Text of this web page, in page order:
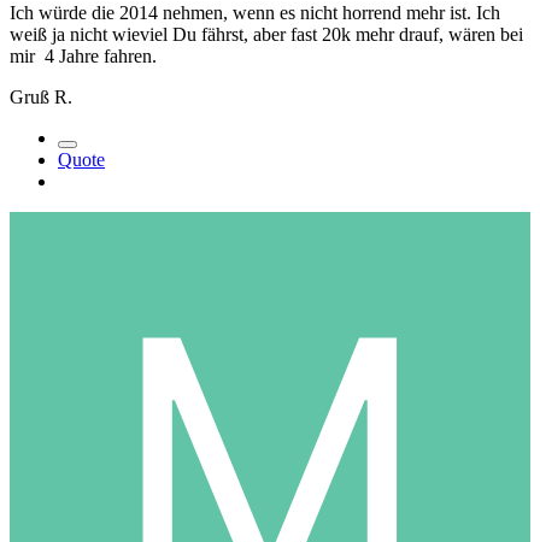
Ich würde die 2014 nehmen, wenn es nicht horrend mehr ist. Ich
weiß ja nicht wieviel Du fährst, aber fast 20k mehr drauf, wären bei
mir 4 Jahre fahren.
Gruß R.
Quote